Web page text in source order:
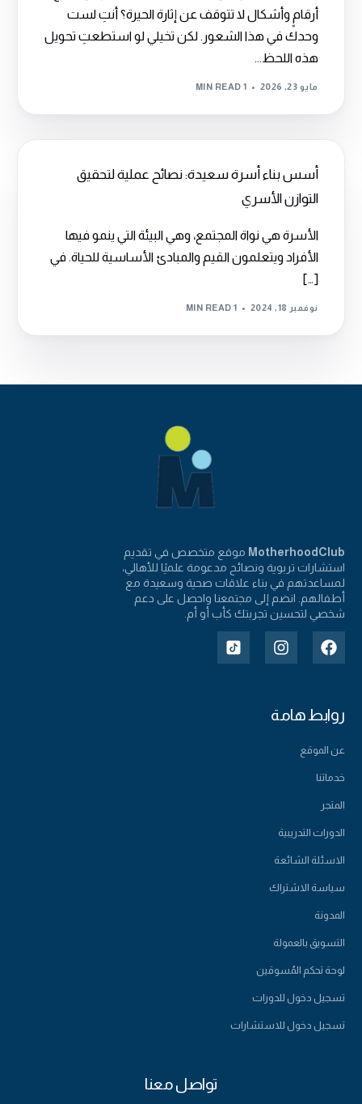
أرقامٍ وأشكال لا تتوقف عن إثارة الحيرة؟ أنتِ لست
وحدك في هذا الشعور. لكن تخيلي لو استطعتِ تحويل
هذه اللحظ...
مايو 23, 2026 1 MIN READ
أسس بناء أسرة سعيدة: نصائح عملية لتحقيق
التوازن الأسري
الأسرة هي نواة المجتمع، وهي البيئة التي ينمو فيها
الأفراد ويتعلمون القيم والمبادئ الأساسية للحياة. في
[…]
نوفمبر 18, 2024 1 MIN READ
MotherhoodClub موقع متخصص في تقديم
استشارات تربوية ونصائح مدعومة علميًا للأهالي،
لمساعدتهم في بناء علاقات صحية وسعيدة مع
أطفالهم. انضم إلى مجتمعنا واحصل على دعم
شخصي لتحسين تجربتك كأب أو أم.
روابط هامة
عن الموقع
خدماتنا
المتجر
الدورات التدريبية
الاسئلة الشائعة
سياسة الاشتراك
المدونة
التسويق بالعمولة
لوحة تحكم المُسوقين
تسجيل دخول للدورات
تسجيل دخول للاستشارات
تواصل معنا